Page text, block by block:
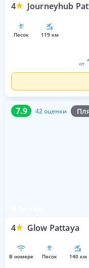
4 Journeyhub
песок 119 км
от
7.9 42 оценки
4 Glow Pattaya
7.9 42 оценки
в номере песок 140 км